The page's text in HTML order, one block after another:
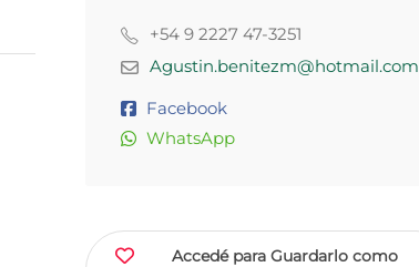
+54 9 2227 47-3251
Agustin.benitezm@hotmail.com
Facebook
WhatsApp
Accedé para Guardarlo como